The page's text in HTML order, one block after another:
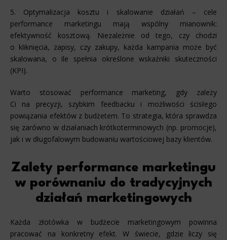
5. Optymalizacja kosztu i skalowanie działań – cele
performance marketingu mają wspólny mianownik:
efektywność kosztową. Niezależnie od tego, czy chodzi
o kliknięcia, zapisy, czy zakupy, każda kampania może być
skalowana, o ile spełnia określone wskaźniki skuteczności
(KPI).
Warto stosować performance marketing, gdy zależy
Ci na precyzji, szybkim feedbacku i możliwości ścisłego
powiązania efektów z budżetem. To strategia, która sprawdza
się zarówno w działaniach krótkoterminowych (np. promocje),
jak i w długofalowym budowaniu wartościowej bazy klientów.
Zalety performance marketingu
w porównaniu do tradycyjnych
działań marketingowych
Każda złotówka w budżecie marketingowym powinna
pracować na konkretny efekt. W świecie, gdzie liczy się